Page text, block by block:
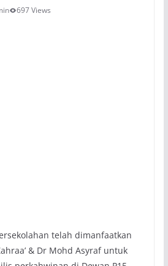
697 Views
telah dimanfaatkan
& Dr Mohd Asyraf untuk